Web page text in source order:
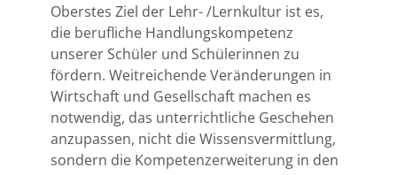
Oberstes Ziel der Lehr- /Lernkultur ist es,
die berufliche Handlungskompetenz
unserer Schüler und Schülerinnen zu
fördern. Weitreichende Veränderungen in
Wirtschaft und Gesellschaft machen es
notwendig, das unterrichtliche Geschehen
anzupassen, nicht die Wissensvermittlung,
sondern die Kompetenzerweiterung in den